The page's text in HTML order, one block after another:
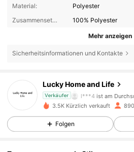
Material:
Polyester
Zusammensetzung:
100% Polyester
Mehr anzeigen
Sicherheitsinformationen und Kontakte
Lucky Home and Life
Verkäufer l***4 ist am
4,79
302 Follower
3.5K Kürzlich verkauft
Folgen